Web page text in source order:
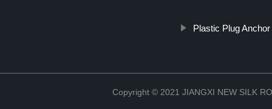
Plastic Plug Anchor
Copyright © 2021 JIANGXI NEW SILK